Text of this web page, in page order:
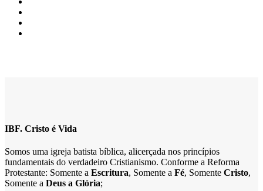
IBF. Cristo é Vida
Somos uma igreja batista bíblica, alicerçada nos princípios
fundamentais do verdadeiro Cristianismo. Conforme a Reforma
Protestante: Somente a Escritura, Somente a Fé, Somente Cristo,
Somente a Deus a Glória;